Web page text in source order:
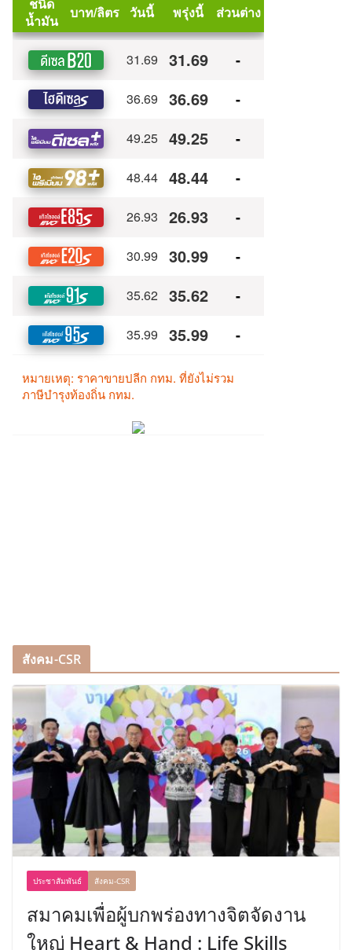
สังคม-CSR
ประชาสัมพันธ์ สังคม-CSR
สมาคมเพื่อผู้บกพร่องทางจิตจัดงาน
ใหญ่ Heart & Hand : Life Skills